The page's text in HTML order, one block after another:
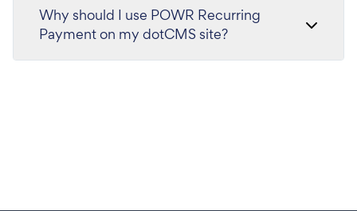
Why should I use POWR Recurring
Payment on my dotCMS site?